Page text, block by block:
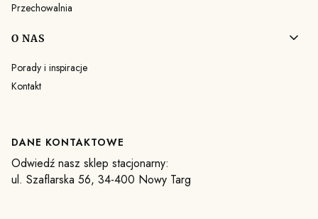
Przechowalnia
O NAS
Porady i inspiracje
Kontakt
DANE KONTAKTOWE
Odwiedź nasz sklep stacjonarny:
ul. Szaflarska 56, 34-400 Nowy Targ